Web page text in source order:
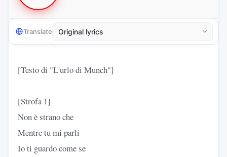
Translate
[Testo di "L'urlo di Munch"]
[Strofa 1]
Non è strano che
Mentre tu mi parli
Io ti guardo come se